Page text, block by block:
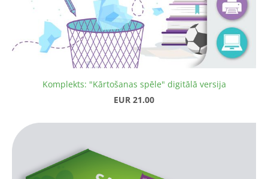
Komplekts: "Kārtošanas spēle" digitālā versija
EUR 21.00